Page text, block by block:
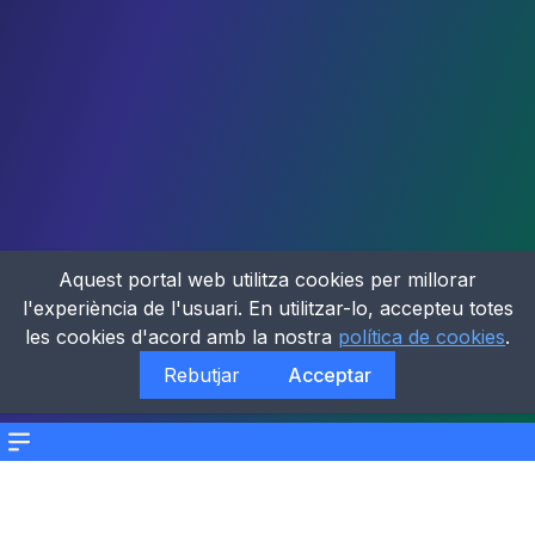
Menu
Aquest portal web utilitza cookies per millorar
l'experiència de l'usuari. En utilitzar-lo, accepteu totes
les cookies d'acord amb la nostra política de cookies.
Rebutjar
Acceptar